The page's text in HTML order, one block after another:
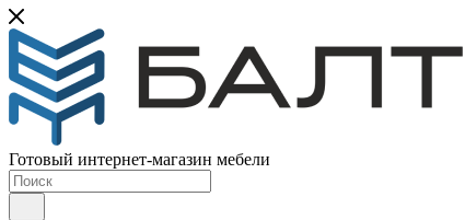
Готовый интернет-магазин мебели